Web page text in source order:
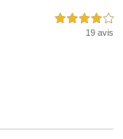
4,0 étoiles sur 5
19 avis